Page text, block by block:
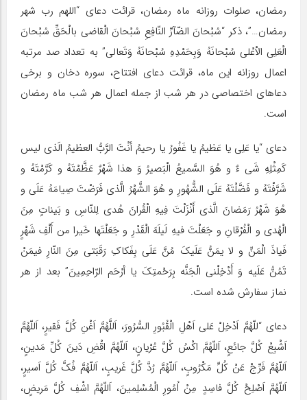
رمضان، صلوات روزانه ماه رمضان، قرائت دعای “اللهم رب شهر
رمضان…”، ذکر “سُبْحانَ الضّآرِّ النّافِعِ سُبْحانَ الْقاضی بالْحَقِّ سُبْحانَ
الْعَلِی الاْعْلی سُبْحانَهُ وَبِحَمْدِهِ سُبْحانَهُ وَتَعالی” به تعداد صد مرتبه
اعمال روزانه این ماه، قرائت دعای افتتاح، سوره دخان و برخی
دعاهای اختصاصی در هر شب از جمله اعمال هر شب ماه رمضان
است.
دعای “یا عَلِی یا عَظیمُ یا غَفُورُ یا رحیمُ أنْتَ الرَّبُّ العظیمُ الَذی لیس
کَمِثْلِهِ شَی ءٌ و هُوَ السَّمیعُ الْبَصیرُ وَ هذا شَهْرٌ عَظَّمْتَهُ و کَرَّمْتَهُ و
شَرَّفْتَهُ و فَضَّلْتَهُ عَلَی الشُّهُورِ و هُوَ الشَّهْرُ الَّذی فَرَضْتَ صِیامَهُ عَلَی و
هُوَ شَهْرُ رَمَضانَ الَّذی أَنْزَلْتَ فِیهِ الْقُرانَ هُدی لِلنّاسِ و بَیناتٍ مِنَ
الْهُدی و الْفُرْقانِ و جَعَلْتَ فیهِ لَیلَهَ الْقَدْرِ و جَعَلْتَها خَیرا من أَلْفِ شَهْرٍ
فَیاذَ الْمَنِّ و لا یمَنُّ عَلَیکَ مُنَّ عَلَی بِفَکاکِ رَقَبَتی مِنَ النّارِ فیمَنْ
تَمُنُّ عَلَیه وَ أَدْخِلْنی الْجَنَّه بِرَحْمتِکَ یا أرْحَم الرّاحِمِینَ” بعد از هر
نماز سفارش شده است.
دعای “للّهُمَّ اَدْخِلْ عَلی اَهْلِ الْقُبُورِ السُّرُورَ، اَللَّهُمَّ اَغْنِ کُلَّ فَقیرٍ، اَللّهُمَّ
اَشْبِعْ کُلَّ جائعٍ، اَللّهُمَّ اکْسُ کُلَّ عُرْیانٍ، اَللّهُمَّ اقْضِ دَینَ کُلِّ مَدینٍ،
اَللّهُمَّ فَرِّجْ عَنْ کُلِّ مَکْرُوبٍ، اَللّهُمَّ رُدَّ کُلَّ غَریبٍ، اَللّهُمَّ فُکَّ کُلَّ اَسیرٍ،
اَللّهُمَّ اَصْلِحْ کُلَّ فاسِدٍ مِنْ اُمُورِ الْمُسْلِمینَ، اَللّهُمَّ اشْفِ کُلَّ مَریضٍ،